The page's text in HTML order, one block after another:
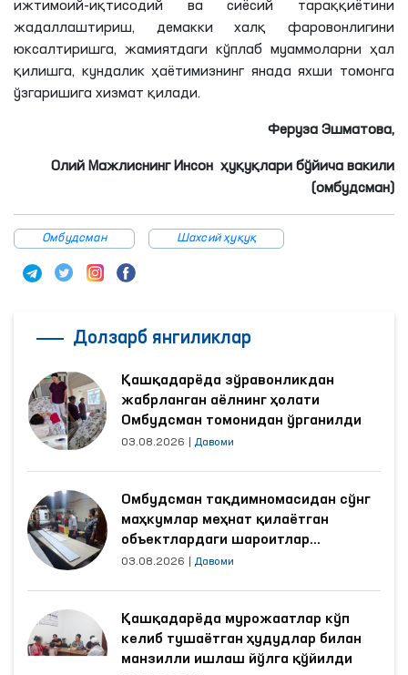
ижтимоий-иқтисодий ва сиёсий тараққиётини
жадаллаштириш, демакки халқ фаровонлигини
юксалтиришга, жамиятдаги кўплаб муаммоларни ҳал
қилишга, кундалик ҳаётимизнинг янада яхши томонга
ўзгаришига хизмат қилади.
Феруза Эшматова,
Олий Мажлиснинг Инсон ҳуқуқлари бўйича вакили
(омбудсман)
Омбудсман Шахсий ҳуқуқ
Долзарб янгиликлар
Қашқадарёда зўравонликдан
жабрланган аёлнинг ҳолати
Омбудсман томонидан ўрганилди
03.08.2026 Давоми
Омбудсман тақдимномасидан сўнг
маҳкумлар меҳнат қилаётган
объектлардаги шароитлар
яхшиланди
03.08.2026 Давоми
Қашқадарёда мурожаатлар кўп
келиб тушаётган ҳудудлар билан
манзилли ишлаш йўлга қўйилди